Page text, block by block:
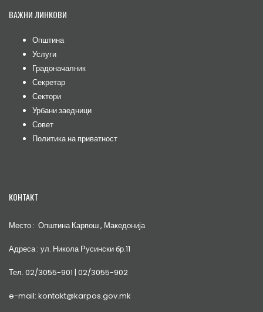
ВАЖНИ ЛИНКОВИ
Општина
Услуги
Градоначалник
Секретар
Сектори
Урбани заедници
Совет
Политика на приватност
КОНТАКТ
Место : Општина Карпош , Македонија
Адреса : ул. Никола Русински бр.11
Тел. 02/3055-901 | 02/3055-902
e-mail: kontakt@karpos.gov.mk